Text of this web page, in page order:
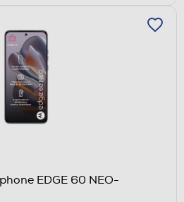
EDGE 60 NEO-